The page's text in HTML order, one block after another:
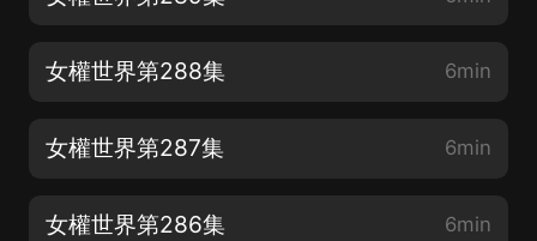
女權世界第288集 6min
女權世界第287集 6min
女權世界第286集 6min